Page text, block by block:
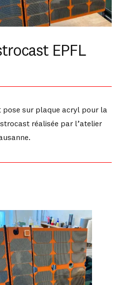
EPFL
pose sur plaque acryl pour la
réalisée par l’atelier